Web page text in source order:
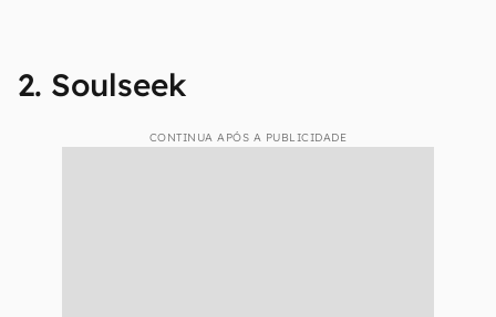
2. Soulseek
CONTINUA APÓS A PUBLICIDADE